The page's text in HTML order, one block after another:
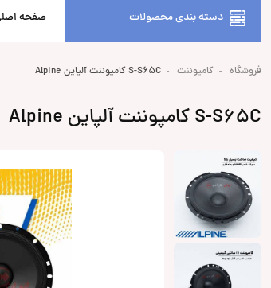
دسته بندی محصولات صفحه
فروشگاه کامپوننت S-S65C کامپوننت آلپاین Alpine
S-S65C کامپوننت آلپاین Alpine